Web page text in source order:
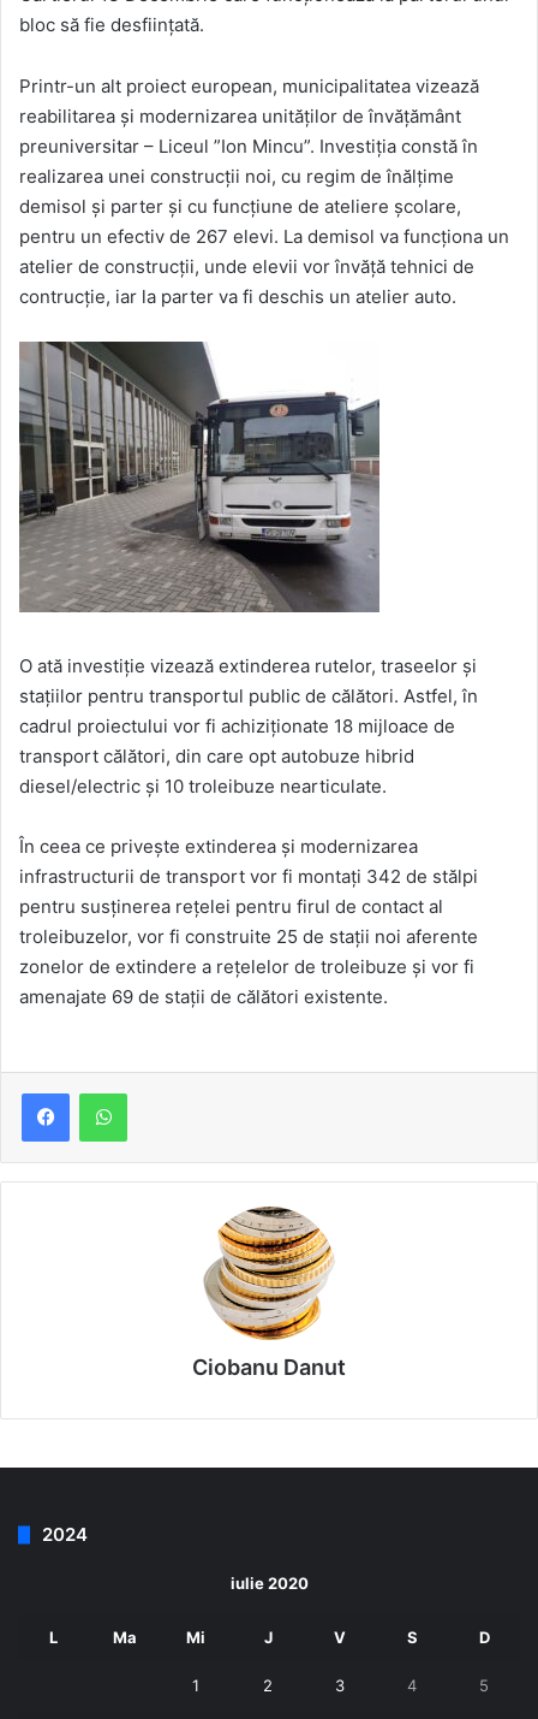
bloc să fie desființată.
Printr-un alt proiect european, municipalitatea vizează
reabilitarea și modernizarea unităților de învățământ
preuniversitar – Liceul ”Ion Mincu”. Investiția constă în
realizarea unei construcții noi, cu regim de înălțime
demisol și parter și cu funcțiune de ateliere școlare,
pentru un efectiv de 267 elevi. La demisol va funcționa un
atelier de construcții, unde elevii vor învăță tehnici de
contrucție, iar la parter va fi deschis un atelier auto.
O ată investiție vizează extinderea rutelor, traseelor și
stațiilor pentru transportul public de călători. Astfel, în
cadrul proiectului vor fi achiziționate 18 mijloace de
transport călători, din care opt autobuze hibrid
diesel/electric și 10 troleibuze nearticulate.
În ceea ce privește extinderea și modernizarea
infrastructurii de transport vor fi montați 342 de stălpi
pentru susținerea rețelei pentru firul de contact al
troleibuzelor, vor fi construite 25 de stații noi aferente
zonelor de extindere a rețelelor de troleibuze și vor fi
amenajate 69 de stații de călători existente.
Ciobanu Danut
2024
iulie 2020
L Ma Mi J V S D
1 2 3 4 5